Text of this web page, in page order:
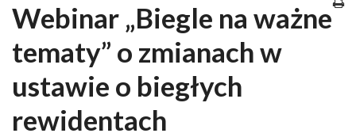
Webinar „Biegle na ważne
tematy” o zmianach w
ustawie o biegłych
rewidentach